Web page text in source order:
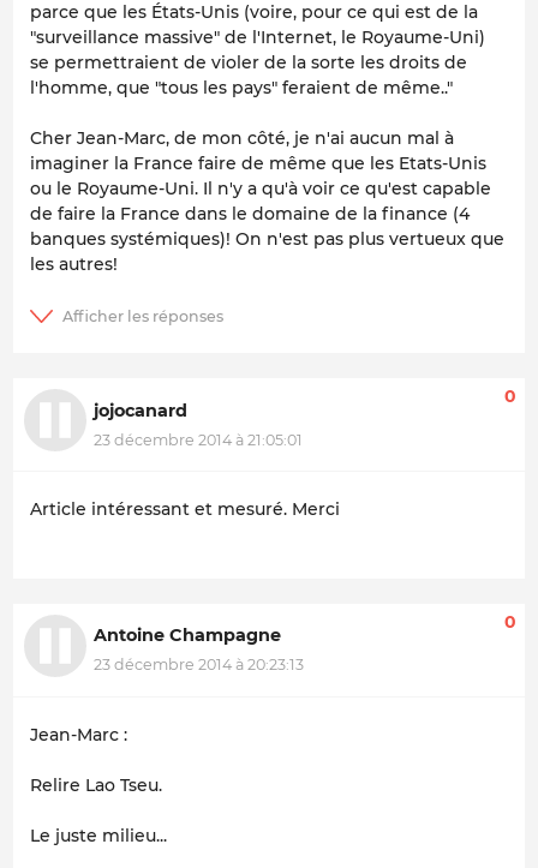
parce que les États-Unis (voire, pour ce qui est de la
"surveillance massive" de l'Internet, le Royaume-Uni)
se permettraient de violer de la sorte les droits de
l'homme, que "tous les pays" feraient de même.."
Cher Jean-Marc, de mon côté, je n'ai aucun mal à
imaginer la France faire de même que les Etats-Unis
ou le Royaume-Uni. Il n'y a qu'à voir ce qu'est capable
de faire la France dans le domaine de la finance (4
banques systémiques)! On n'est pas plus vertueux que
les autres!
jojocanard
23 décembre 2014 à 21:05:01
0
Article intéressant et mesuré. Merci
Antoine Champagne
23 décembre 2014 à 20:23:13
0
Jean-Marc :
Relire Lao Tseu.
Le juste milieu...